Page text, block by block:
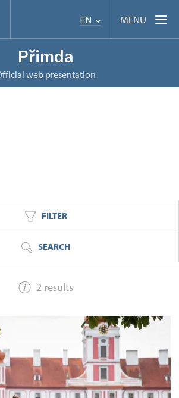
EN MENU
Přimda
Official web presentation
FILTER
SEARCH
2 results